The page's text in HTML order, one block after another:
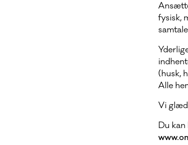
fysisk,
(husk,
Alle
Vi
Du